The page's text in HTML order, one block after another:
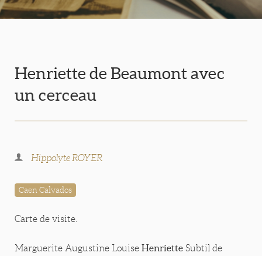
Henriette de Beaumont avec
un cerceau
Hippolyte ROYER
Caen Calvados
Carte de visite.
Marguerite Augustine Louise Henriette Subtil de